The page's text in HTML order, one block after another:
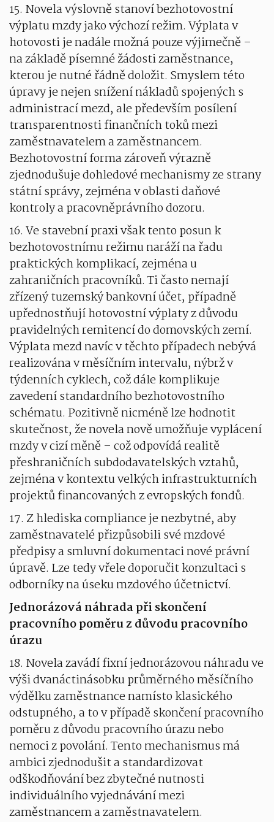
15. Novela výslovně stanoví bezhotovostní
výplatu mzdy jako výchozí režim. Výplata v
hotovosti je nadále možná pouze výjimečně –
na základě písemné žádosti zaměstnance,
kterou je nutné řádně doložit. Smyslem této
úpravy je nejen snížení nákladů spojených s
administrací mezd, ale především posílení
transparentnosti finančních toků mezi
zaměstnavatelem a zaměstnancem.
Bezhotovostní forma zároveň výrazně
zjednodušuje dohledové mechanismy ze strany
státní správy, zejména v oblasti daňové
kontroly a pracovněprávního dozoru.
16. Ve stavební praxi však tento posun k
bezhotovostnímu režimu naráží na řadu
praktických komplikací, zejména u
zahraničních pracovníků. Ti často nemají
zřízený tuzemský bankovní účet, případně
upřednostňují hotovostní výplaty z důvodu
pravidelných remitencí do domovských zemí.
Výplata mezd navíc v těchto případech nebývá
realizována v měsíčním intervalu, nýbrž v
týdenních cyklech, což dále komplikuje
zavedení standardního bezhotovostního
schématu. Pozitivně nicméně lze hodnotit
skutečnost, že novela nově umožňuje vyplácení
mzdy v cizí měně – což odpovídá realitě
přeshraničních subdodavatelských vztahů,
zejména v kontextu velkých infrastrukturních
projektů financovaných z evropských fondů.
17. Z hlediska compliance je nezbytné, aby
zaměstnavatelé přizpůsobili své mzdové
předpisy a smluvní dokumentaci nové právní
úpravě. Lze tedy vřele doporučit konzultaci s
odborníky na úseku mzdového účetnictví.
Jednorázová náhrada při skončení
pracovního poměru z důvodu pracovního
úrazu
18. Novela zavádí fixní jednorázovou náhradu ve
výši dvanáctinásobku průměrného měsíčního
výdělku zaměstnance namísto klasického
odstupného, a to v případě skončení pracovního
poměru z důvodu pracovního úrazu nebo
nemoci z povolání. Tento mechanismus má
ambici zjednodušit a standardizovat
odškodňování bez zbytečné nutnosti
individuálního vyjednávání mezi
zaměstnancem a zaměstnavatelem.